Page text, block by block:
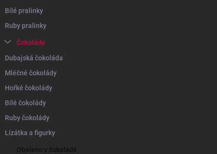
Bílé pralinky
Ruby pralinky
Čokolády
Dubajská čokoláda
Mléčné čokolády
Hořké čokolády
Bílé čokolády
Ruby čokolády
Lízátka a figurky
Obaleno v čokoládě